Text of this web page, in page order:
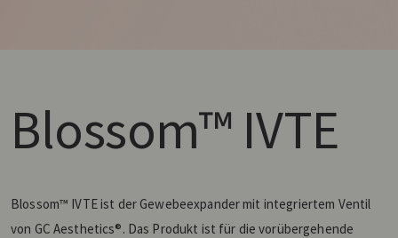
Blossom™ IVTE
Blossom™ IVTE ist der Gewebeexpander mit integriertem Ventil
von GC Aesthetics®. Das Produkt ist für die vorübergehende